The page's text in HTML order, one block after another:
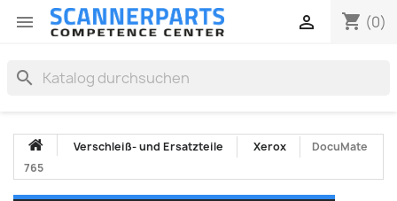
 shopping_cart (0)

search
Verschleiß- und Ersatzteile Xerox
DocuMate
765